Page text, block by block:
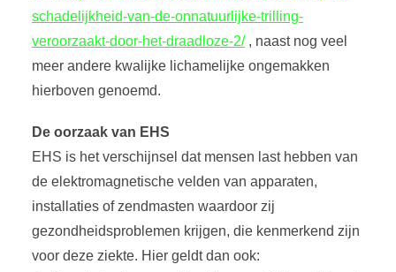
schadelijkheid-van-de-onnatuurlijke-trilling-
veroorzaakt-door-het-draadloze-2/, naast nog veel
meer andere kwalijke lichamelijke ongemakken
hierboven genoemd.
De oorzaak van EHS
EHS is het verschijnsel dat mensen last hebben van
de elektromagnetische velden van apparaten,
installaties of zendmasten waardoor zij
gezondheidsproblemen krijgen, die kenmerkend zijn
voor deze ziekte. Hier geldt dan ook: